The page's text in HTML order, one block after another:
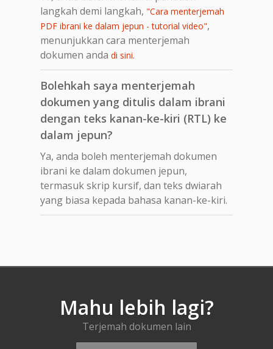
langkah demi langkah, "Cara menterjemah
PDF ibrani ke dalam jepun - tutorial video",
menunjukkan cara menterjemah
dokumen anda di sini.
Bolehkah saya menterjemah
dokumen yang ditulis dalam ibrani
dengan teks kanan-ke-kiri (RTL) ke
dalam jepun?
Ya, anda boleh menterjemah dokumen
ibrani ke dalam dokumen jepun,
termasuk skrip kursif, dan teks dwiarah
yang biasa kepada bahasa kanan-ke-kiri.
Mahu lebih lagi?
Terjemah dokumen lain